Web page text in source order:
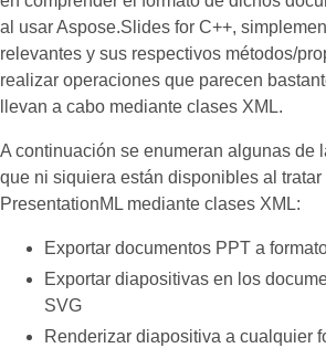
al usar Aspose.Slides for C++,
relevantes y sus respectivos métodos/
realizar operaciones que parecen
llevan a cabo mediante clases XML.
A continuación se enumeran algunas de
que ni siquiera están disponibles al
PresentationML mediante clases XML:
Exportar documentos PPT a
Exportar diapositivas en los
SVG
Renderizar diapositiva a cualquier